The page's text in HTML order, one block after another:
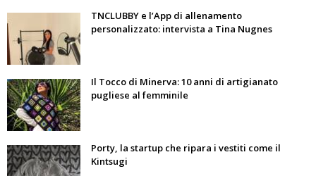
TNCLUBBY e l’App di allenamento
personalizzato: intervista a Tina Nugnes
Il Tocco di Minerva: 10 anni di artigianato
pugliese al femminile
Porty, la startup che ripara i vestiti come il
Kintsugi